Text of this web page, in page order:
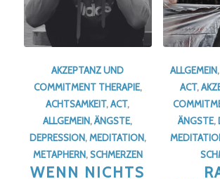
AKZEPTANZ UND
COMMITMENT THERAPIE,
ACHTSAMKEIT,ACT,
ALLGEMEIN,ÄNGSTE,
DEPRESSION,MEDITATION,
METAPHERN,SCHMERZEN
WENN NICHTS
ALLGEMEIN,
ACT,
ÄNGSTE,